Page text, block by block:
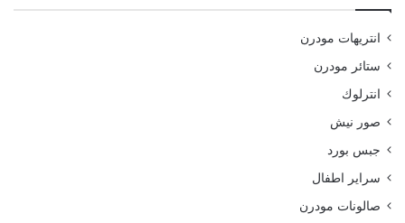
انتريهات مودرن
ستائر مودرن
انترلوك
صور نيش
جبس بورد
سراير اطفال
صالونات مودرن